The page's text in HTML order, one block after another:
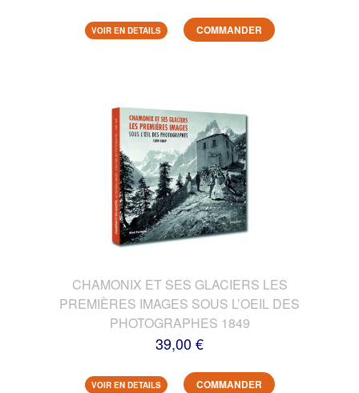
VOIR EN DETAILS COMMANDER
CHAMONIX ET SES GLACIERS LES
PREMIÈRES IMAGES SOUS L’OEIL DES
PHOTOGRAPHES 1849
39,00 €
VOIR EN DETAILS COMMANDER